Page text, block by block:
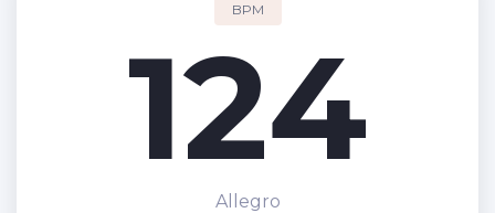
BPM
124
Allegro